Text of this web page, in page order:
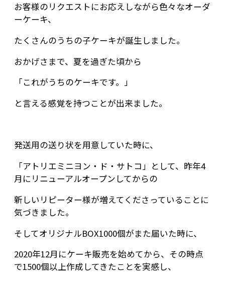
お客様のリクエストにお応えしながら色々なオーダ
ーケーキ、
たくさんのうちの子ケーキが誕生しました。
おかげさまで、夏を過ぎた頃から
「これがうちのケーキです。」
と言える感覚を持つことが出来ました。
発送用の送り状を用意していた時に、
「アトリエミニヨン・ド・サトコ」として、昨年4
月にリニューアルオープンしてからの
新しいリピーター様が増えてくださっていることに
気づきました。
そしてオリジナルBOX1000個がまた届いた時に、
2020年12月にケーキ販売を始めてから、その時点
で1500個以上作成してきたことを実感し、